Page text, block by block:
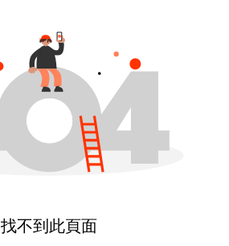
找不到此頁面